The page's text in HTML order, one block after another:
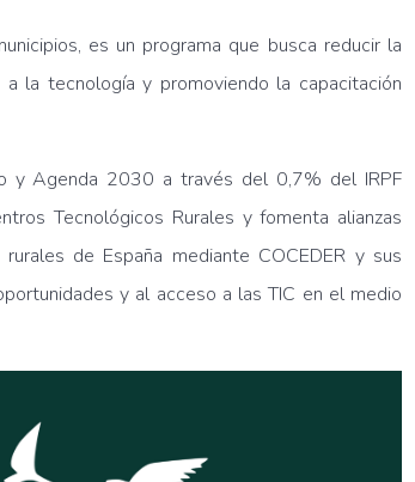
es un programa que busca reducir la
la tecnología y promoviendo la capacitación
y Agenda 2030 a través del 0,7% del IRPF
Tecnológicos Rurales y fomenta alianzas
de España mediante COCEDER y sus
y al acceso a las TIC en el medio